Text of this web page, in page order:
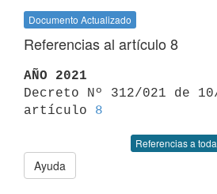
Documento Actualizado
Referencias al artículo 8
AÑO 2021
Decreto Nº 312/021 de
artículo 8
Referencias a
Ayuda